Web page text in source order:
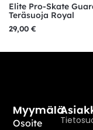
Elite Pro-Skate
Teräsuoja Royal
29,00 €
Myymälä
Osoite